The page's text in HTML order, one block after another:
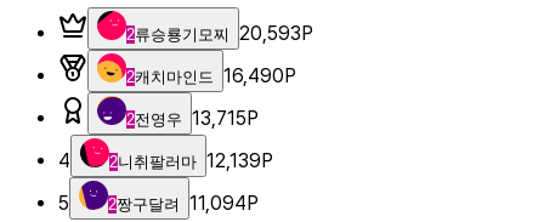
2류승룡기모찌 20,593P
2캐치마인드 16,490P
2전영우 13,715P
4
2니취팔러마 12,139P
5
2짱구달려 11,094P